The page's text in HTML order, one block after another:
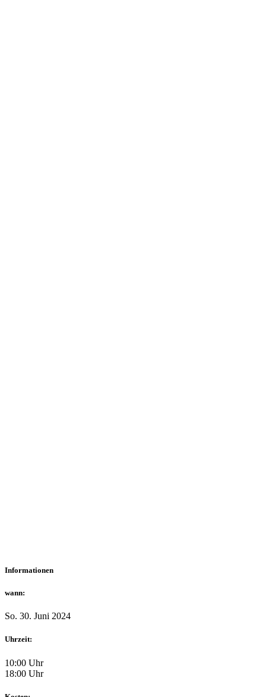
Informationen
wann:
So. 30. Juni 2024
Uhrzeit:
10:00 Uhr
18:00 Uhr